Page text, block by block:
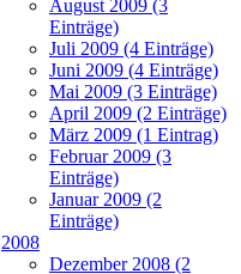
August 2009 (3
Einträge)
Juli 2009 (4 Einträge)
Juni 2009 (4 Einträge)
Mai 2009 (3 Einträge)
April 2009 (2 Einträge)
März 2009 (1 Eintrag)
Februar 2009 (3
Einträge)
Januar 2009 (2
Einträge)
2008
Dezember 2008 (2